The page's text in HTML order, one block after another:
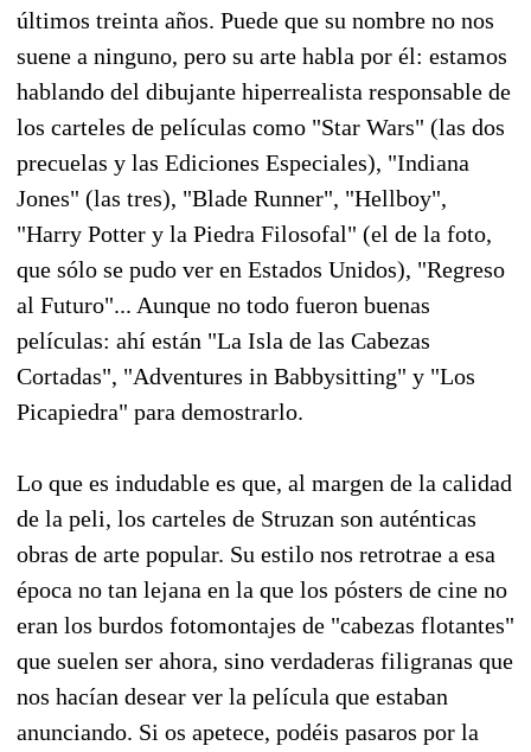
últimos treinta años. Puede que su nombre no nos
suene a ninguno, pero su arte habla por él: estamos
hablando del dibujante hiperrealista responsable de
los carteles de películas como "Star Wars" (las dos
precuelas y las Ediciones Especiales), "Indiana
Jones" (las tres), "Blade Runner", "Hellboy",
"Harry Potter y la Piedra Filosofal" (el de la foto,
que sólo se pudo ver en Estados Unidos), "Regreso
al Futuro"... Aunque no todo fueron buenas
películas: ahí están "La Isla de las Cabezas
Cortadas", "Adventures in Babbysitting" y "Los
Picapiedra" para demostrarlo.
Lo que es indudable es que, al margen de la calidad
de la peli, los carteles de Struzan son auténticas
obras de arte popular. Su estilo nos retrotrae a esa
época no tan lejana en la que los pósters de cine no
eran los burdos fotomontajes de "cabezas flotantes"
que suelen ser ahora, sino verdaderas filigranas que
nos hacían desear ver la película que estaban
anunciando. Si os apetece, podéis pasaros por la